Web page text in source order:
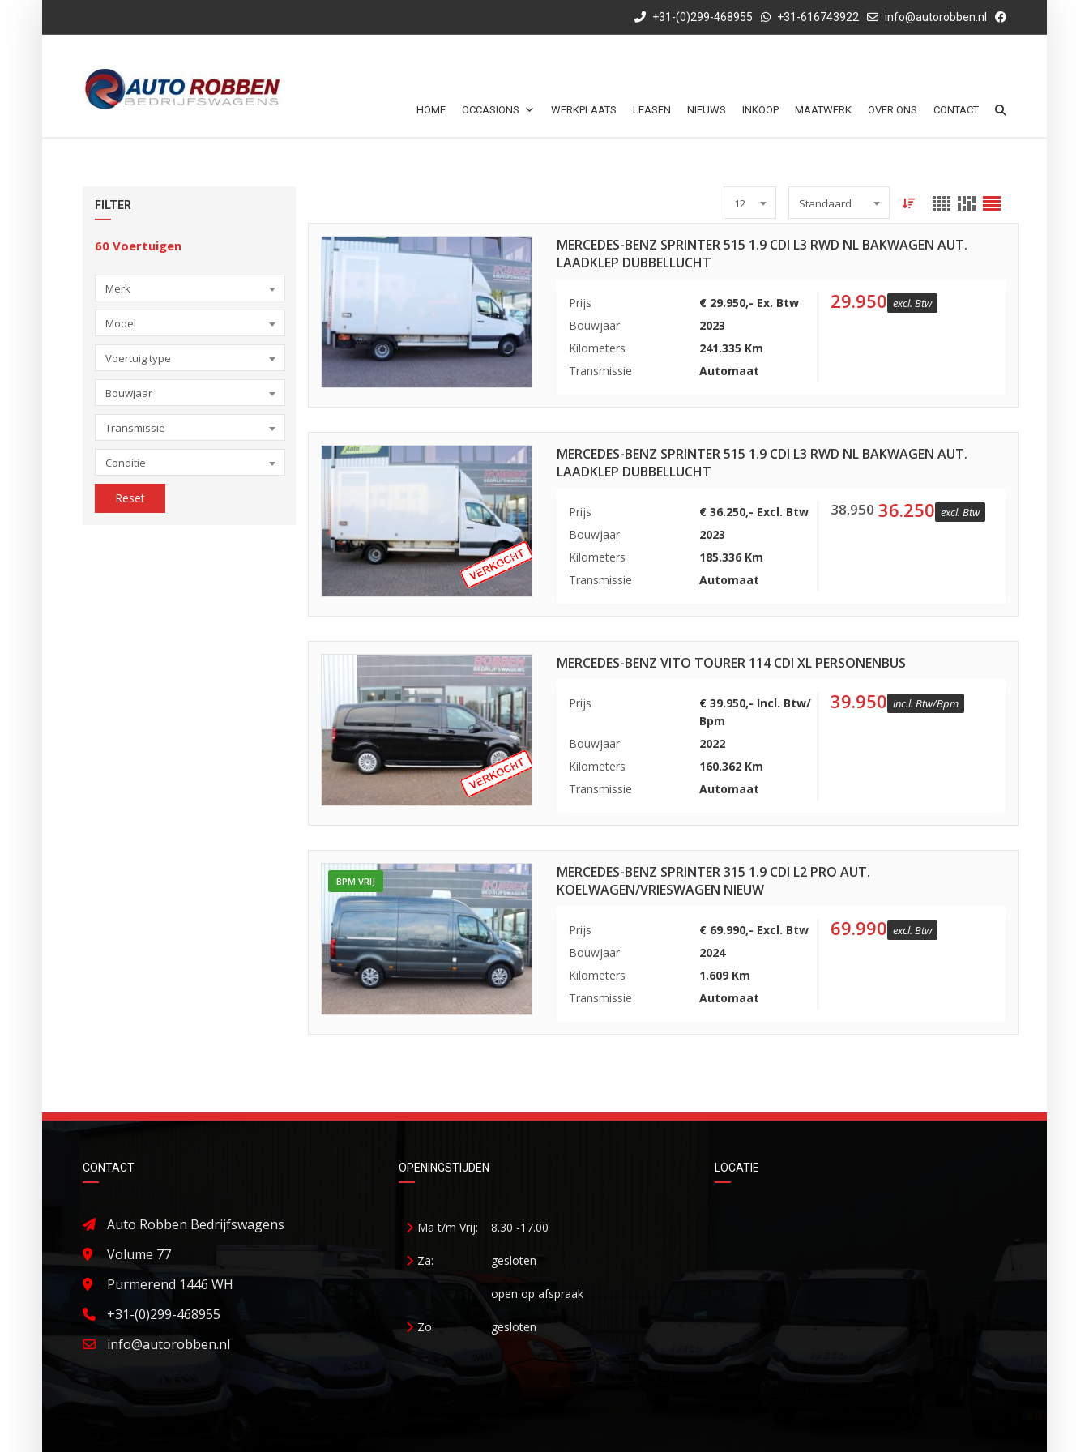
+31-(0)299-468955 +31-616743922 info@autorobben.nl
HOME OCCASIONS WERKPLAATS LEASEN NIEUWS INKOOP MAATWERK OVER ONS CONTACT
FILTER
60 Voertuigen
Merk
Model
Voertuig type
Bouwjaar
Transmissie
Conditie
Reset
12 Standaard
MERCEDES-BENZ SPRINTER 515 1.9 CDI L3 RWD NL BAKWAGEN AUT.
LAADKLEP DUBBELLUCHT
Prijs
€ 29.950,- Ex. Btw
Bouwjaar
2023
Kilometers
241.335 Km
Transmissie
Automaat
29.950 excl. Btw
MERCEDES-BENZ SPRINTER 515 1.9 CDI L3 RWD NL BAKWAGEN AUT.
LAADKLEP DUBBELLUCHT
Prijs
€ 36.250,- Excl. Btw
Bouwjaar
2023
Kilometers
185.336 Km
Transmissie
Automaat
38.950 36.250 excl. Btw
MERCEDES-BENZ VITO TOURER 114 CDI XL PERSONENBUS
Prijs
€ 39.950,- Incl. Btw/
Bpm
Bouwjaar
2022
Kilometers
160.362 Km
Transmissie
Automaat
39.950 inc.l. Btw/Bpm
BPM VRIJ
MERCEDES-BENZ SPRINTER 315 1.9 CDI L2 PRO AUT.
KOELWAGEN/VRIESWAGEN NIEUW
Prijs
€ 69.990,- Excl. Btw
Bouwjaar
2024
Kilometers
1.609 Km
Transmissie
Automaat
69.990 excl. Btw
CONTACT
Auto Robben Bedrijfswagens
Volume 77
Purmerend 1446 WH
+31-(0)299-468955
info@autorobben.nl
OPENINGSTIJDEN
Ma t/m Vrij: 8.30 -17.00
Za: gesloten
open op afspraak
Zo: gesloten
LOCATIE